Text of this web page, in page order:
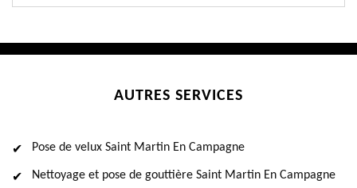
AUTRES SERVICES
Pose de velux Saint Martin En Campagne
Nettoyage et pose de gouttière Saint Martin En Campagne